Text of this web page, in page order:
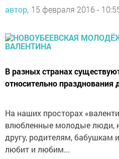
автор, 15 февраля 2016 -
В разных странах
относительно празднования
На наших просторах
влюбленные молодые люди,
другу, родителям, бабушкам
любит и любим...